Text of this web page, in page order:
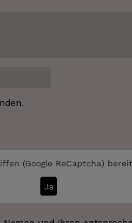
(Google ReCaptcha)
Ja